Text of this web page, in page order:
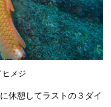
ヒメジ
休憩してラストの３ダイ